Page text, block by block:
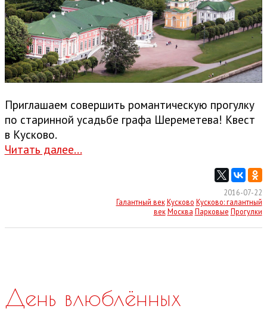
Приглашаем совершить романтическую прогулку
по старинной усадьбе графа Шереметева! Квест
в Кусково.
Читать далее...
2016-07-22
Галантный век Кусково Кусково: галантный
век Москва Парковые Прогулки
День влюблённых